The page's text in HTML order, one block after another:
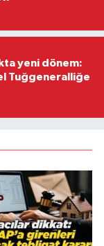
yeni dönem:
Tuğgeneralliğe